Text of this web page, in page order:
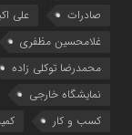
صادرات
علی
غلامحسین مظفری
محمدرضا توکلی زاده
نمایشگاه خارجی
کسب و کار